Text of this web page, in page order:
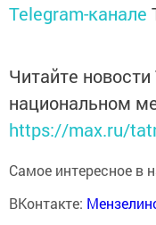
Telegram-канале
Читайте
национальном
https://max.ru/
Самое интересное в
ВКонтакте: